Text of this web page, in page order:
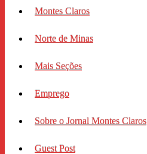
Montes Claros
Norte de Minas
Mais Seções
Emprego
Sobre o Jornal Montes Claros
Guest Post